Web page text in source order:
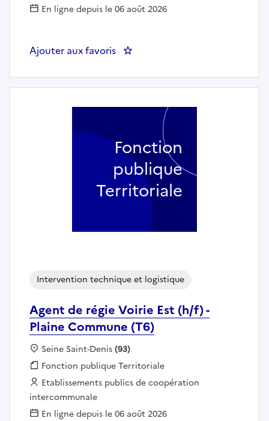
En ligne depuis le 06 août 2026
Ajouter aux favoris : Cuisinier(nière) (h/f) -
Agent de régie Voirie Est (h/f) -
Plaine Commune (T6)
Intervention technique et logistique
Localisation :
Seine Saint-Denis(93)
Fonction publique :
Fonction publique Territoriale
Employeur :
Etablissements publics de coopération
intercommunale
En ligne depuis le 06 août 2026
Fonction
publique
Territoriale